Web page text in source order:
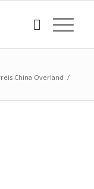
China Overland /